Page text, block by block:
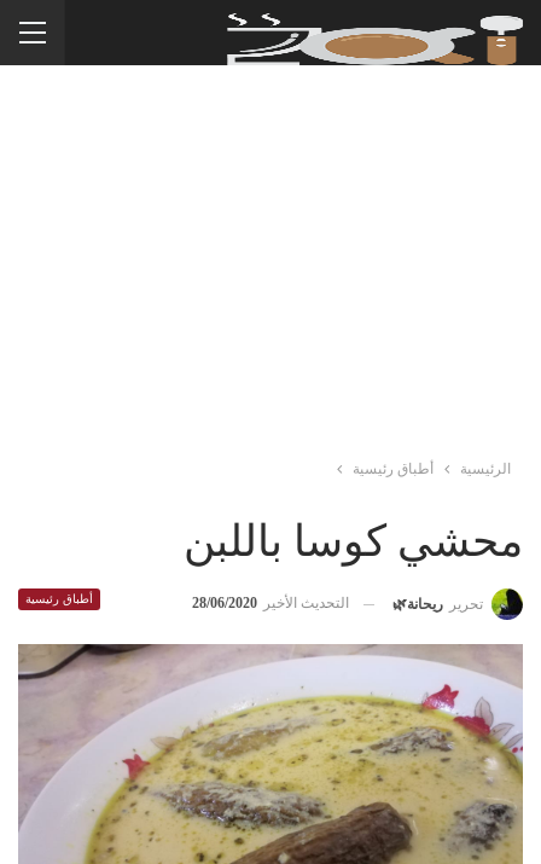
الرئيسية أطباق رئيسية
محشي كوسا باللبن
أطباق رئيسية تحرير ريحانة🌿 التحديث الأخير 28/06/2020